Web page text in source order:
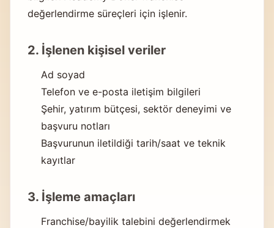
değerlendirme süreçleri için işlenir.
2. İşlenen kişisel veriler
Ad soyad
Telefon ve e-posta iletişim bilgileri
Şehir, yatırım bütçesi, sektör deneyimi ve
başvuru notları
Başvurunun iletildiği tarih/saat ve teknik
kayıtlar
3. İşleme amaçları
Franchise/bayilik talebini değerlendirmek